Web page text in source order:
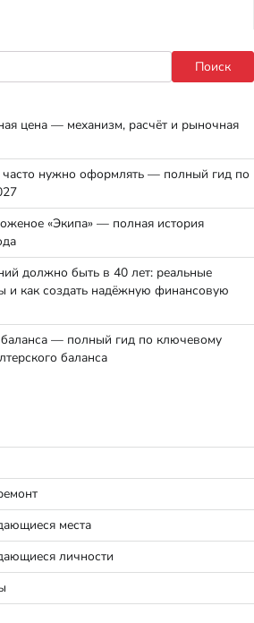
Поиск
цена — механизм, расчёт и рыночная
часто нужно оформлять — полный гид по
«Экипа» — полная история
должно быть в 40 лет: реальные
и как создать надёжную финансовую
баланса — полный гид по ключевому
баланса
места
личности